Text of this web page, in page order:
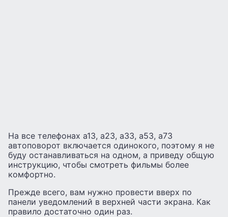
На все телефонах а13, а23, а33, а53, а73
автоповорот включается одинокого, поэтому я не
буду останавливаться на одном, а приведу общую
инструкцию, чтобы смотреть фильмы более
комфортно.
Прежде всего, вам нужно провести вверх по
панели уведомлений в верхней части экрана. Как
правило достаточно один раз.